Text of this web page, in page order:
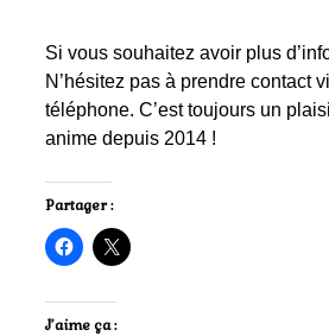
Si vous souhaitez avoir plus
N’hésitez pas à prendre contact
téléphone. C’est toujours un
anime depuis 2014 !
Partager :
J’aime ça :